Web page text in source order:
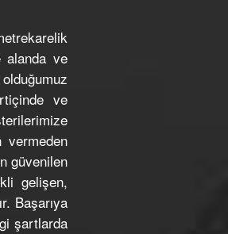
alanda ve
ve
güvenilen
gelişen,
Başarıya
şartlarda